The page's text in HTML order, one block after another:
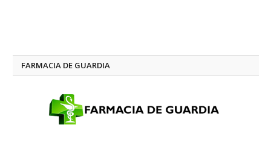
FARMACIA DE GUARDIA